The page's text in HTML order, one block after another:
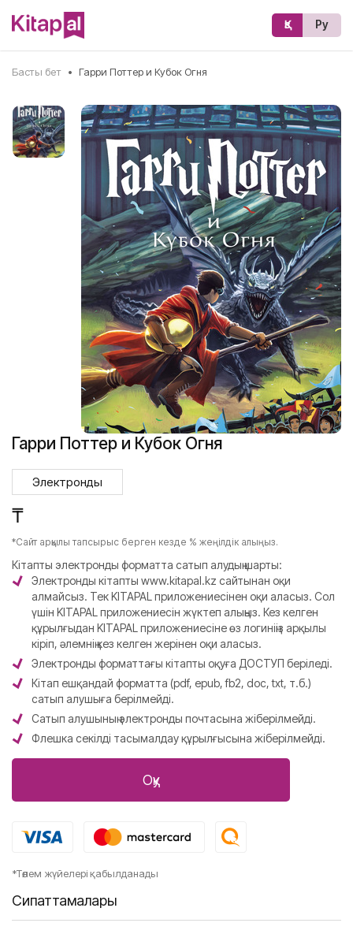
Қз Ру
Басты бет • Гарри Поттер и Кубок Огня
Гарри Поттер и Кубок Огня
Электронды
₸
*Сайт арқылы тапсырыс берген кезде % жеңілдік алыңыз.
Кітапты электронды форматта сатып алудың шарты:
Электронды кітапты www.kitapal.kz сайтынан оқи
алмайсыз. Тек KITAPAL приложениесінен оқи аласыз. Сол
үшін KITAPAL приложениесін жүктеп алыңыз. Кез келген
құрылғыдан KITAPAL приложениесіне өз логиніңіз арқылы
кіріп, әлемнің кез келген жерінен оқи аласыз.
Электронды форматтағы кітапты оқуға ДОСТУП беріледі.
Кітап ешқандай форматта (pdf, epub, fb2, doc, txt, т.б.)
сатып алушыға берілмейді.
Сатып алушының электронды почтасына жіберілмейді.
Флешка секілді тасымалдау құрылғысына жіберілмейді.
Оқу
*Төлем жүйелері қабылданады
Сипаттамалары